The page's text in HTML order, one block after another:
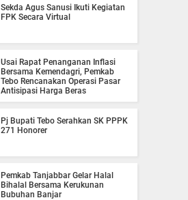
Sekda Agus Sanusi Ikuti Kegiatan
FPK Secara Virtual
Usai Rapat Penanganan Inflasi
Bersama Kemendagri, Pemkab
Tebo Rencanakan Operasi Pasar
Antisipasi Harga Beras
Pj Bupati Tebo Serahkan SK PPPK
271 Honorer
Pemkab Tanjabbar Gelar Halal
Bihalal Bersama Kerukunan
Bubuhan Banjar